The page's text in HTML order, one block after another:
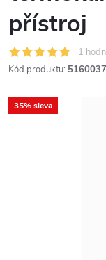
přístroj
1
Kód produktu:
35% sleva